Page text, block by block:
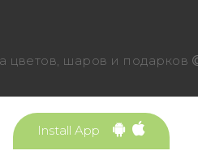
цветов, шаров и подарков
Install App